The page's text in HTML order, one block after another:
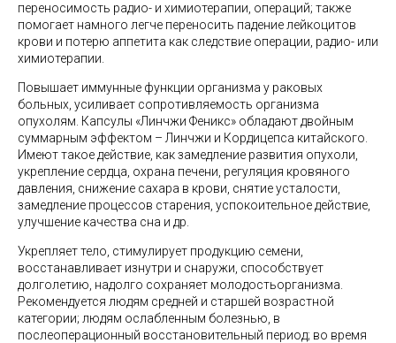
переносимость радио- и химиотерапии, операций; также
помогает намного легче переносить падение лейкоцитов
крови и потерю аппетита как следствие операции, радио- или
химиотерапии.
Повышает иммунные функции организма у раковых
больных, усиливает сопротивляемость организма
опухолям. Капсулы «Линчжи Феникс» обладают двойным
суммарным эффектом – Линчжи и Кордицепса китайского.
Имеют такое действие, как замедление развития опухоли,
укрепление сердца, охрана печени, регуляция кровяного
давления, снижение сахара в крови, снятие усталости,
замедление процессов старения, успокоительное действие,
улучшение качества сна и др.
Укрепляет тело, стимулирует продукцию семени,
восстанавливает изнутри и снаружи, способствует
долголетию, надолго сохраняет молодостьорганизма.
Рекомендуется людям средней и старшей возрастной
категории; людям ослабленным болезнью, в
послеоперационный восстановительный период; во время